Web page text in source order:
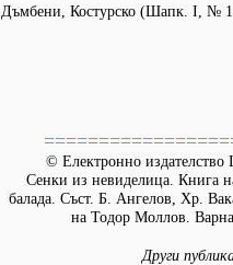
Дъмбени, Костурско (Шапк. І, №
© Електронно издателство
Сенки из невиделица. Книга
балада. Съст. Б. Ангелов, Хр.
на Тодор Моллов.
Други